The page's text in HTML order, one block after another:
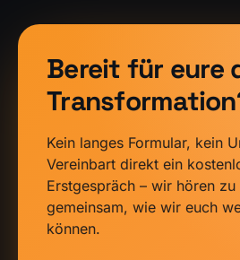
Bereit für eure
Kein langes Formular, kein
Vereinbart direkt ein
Erstgespräch – wir hören zu
gemeinsam, wie wir euch
können.